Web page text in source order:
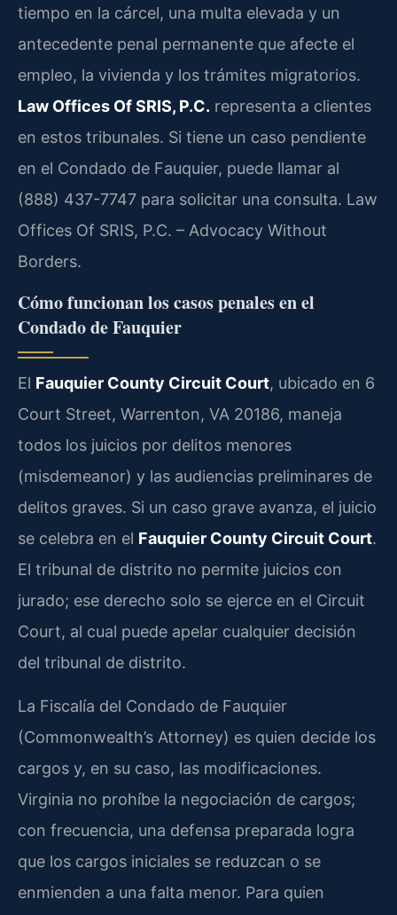
tiempo en la cárcel, una multa elevada y un
antecedente penal permanente que afecte el
empleo, la vivienda y los trámites migratorios.
Law Offices Of SRIS, P.C. representa a clientes
en estos tribunales. Si tiene un caso pendiente
en el Condado de Fauquier, puede llamar al
(888) 437-7747 para solicitar una consulta. Law
Offices Of SRIS, P.C. – Advocacy Without
Borders.
Cómo funcionan los casos penales en el
Condado de Fauquier
El Fauquier County Circuit Court, ubicado en 6
Court Street, Warrenton, VA 20186, maneja
todos los juicios por delitos menores
(misdemeanor) y las audiencias preliminares de
delitos graves. Si un caso grave avanza, el juicio
se celebra en el Fauquier County Circuit Court.
El tribunal de distrito no permite juicios con
jurado; ese derecho solo se ejerce en el Circuit
Court, al cual puede apelar cualquier decisión
del tribunal de distrito.
La Fiscalía del Condado de Fauquier
(Commonwealth’s Attorney) es quien decide los
cargos y, en su caso, las modificaciones.
Virginia no prohíbe la negociación de cargos;
con frecuencia, una defensa preparada logra
que los cargos iniciales se reduzcan o se
enmienden a una falta menor. Para quien